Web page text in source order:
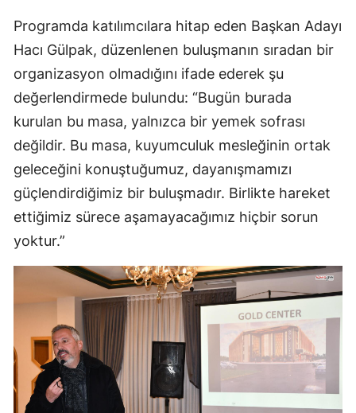
Programda katılımcılara hitap eden Başkan Adayı
Hacı Gülpak, düzenlenen buluşmanın sıradan bir
organizasyon olmadığını ifade ederek şu
değerlendirmede bulundu: “Bugün burada
kurulan bu masa, yalnızca bir yemek sofrası
değildir. Bu masa, kuyumculuk mesleğinin ortak
geleceğini konuştuğumuz, dayanışmamızı
güçlendirdiğimiz bir buluşmadır. Birlikte hareket
ettiğimiz sürece aşamayacağımız hiçbir sorun
yoktur.”